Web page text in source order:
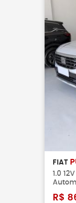
FIAT
1.0
R$